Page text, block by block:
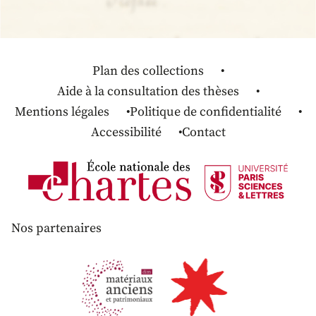
Plan des collections
Aide à la consultation des thèses
Mentions légales
Politique de confidentialité
Accessibilité
Contact
Nos partenaires